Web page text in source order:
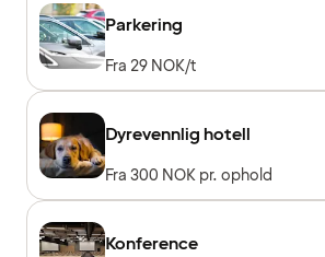
Parkering
Fra 29 NOK/t
Dyrevennlig hotell
Fra 300 NOK pr. ophold
Konference